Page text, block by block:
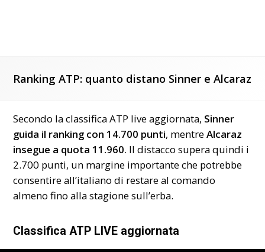
Ranking ATP: quanto distano Sinner e Alcaraz
Secondo la classifica ATP live aggiornata, Sinner
guida il ranking con 14.700 punti, mentreAlcaraz
insegue a quota 11.960. Il distacco supera quindi i
2.700 punti, un margine importante che potrebbe
consentire all’italiano di restare al comando
almeno fino alla stagione sull’erba.
Classifica ATP LIVE aggiornata